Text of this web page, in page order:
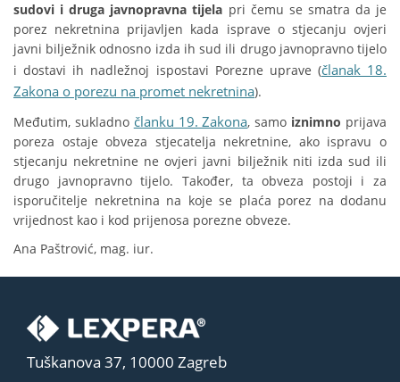
sudovi i druga javnopravna tijela pri čemu se smatra da je
porez nekretnina prijavljen kada isprave o stjecanju ovjeri
javni bilježnik odnosno izda ih sud ili drugo javnopravno tijelo
i dostavi ih nadležnoj ispostavi Porezne uprave (članak 18.
Zakona o porezu na promet nekretnina).
Međutim, sukladno članku 19. Zakona, samo iznimno prijava
poreza ostaje obveza stjecatelja nekretnine, ako ispravu o
stjecanju nekretnine ne ovjeri javni bilježnik niti izda sud ili
drugo javnopravno tijelo. Također, ta obveza postoji i za
isporučitelje nekretnina na koje se plaća porez na dodanu
vrijednost kao i kod prijenosa porezne obveze.
Ana Paštrović, mag. iur.
Tuškanova 37, 10000 Zagreb